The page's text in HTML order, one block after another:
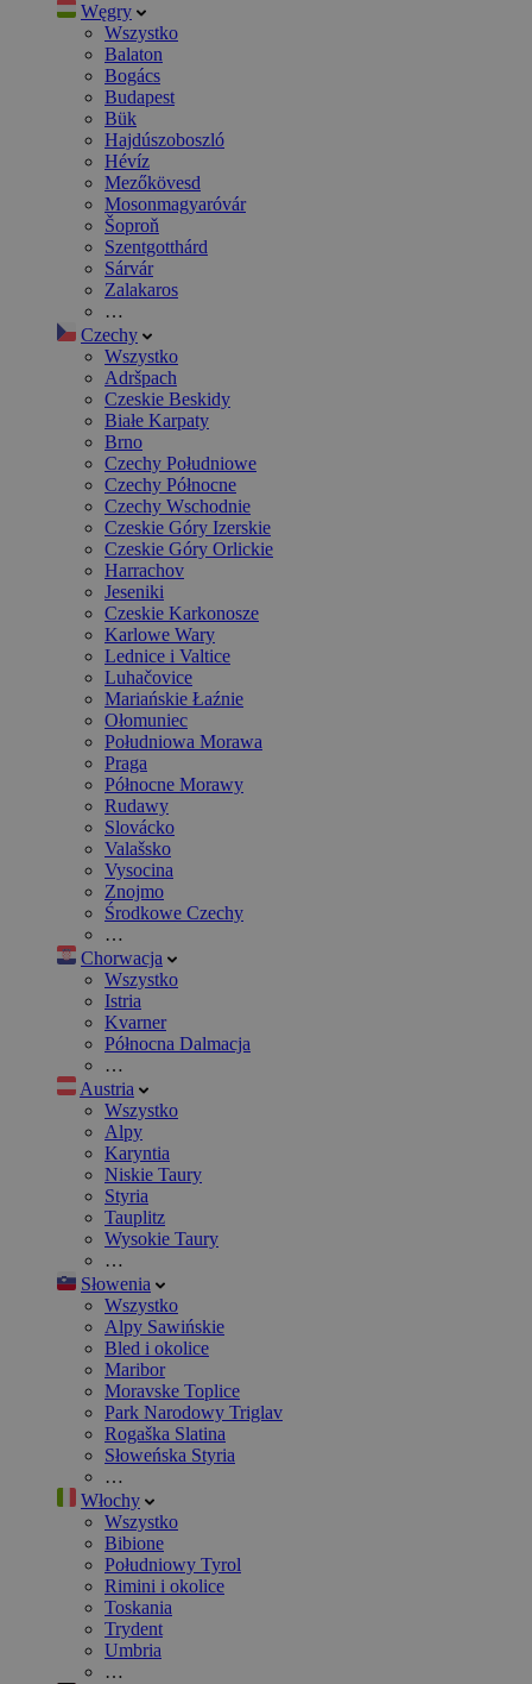
Węgry
Wszystko
Balaton
Bogács
Budapest
Bük
Hajdúszoboszló
Hévíz
Mezőkövesd
Mosonmagyaróvár
Šoproň
Szentgotthárd
Sárvár
Zalakaros
…
Czechy
Wszystko
Adršpach
Czeskie Beskidy
Białe Karpaty
Brno
Czechy Południowe
Czechy Północne
Czechy Wschodnie
Czeskie Góry Izerskie
Czeskie Góry Orlickie
Harrachov
Jeseniki
Czeskie Karkonosze
Karlowe Wary
Lednice i Valtice
Luhačovice
Mariańskie Łaźnie
Ołomuniec
Południowa Morawa
Praga
Północne Morawy
Rudawy
Slovácko
Valašsko
Vysocina
Znojmo
Środkowe Czechy
…
Chorwacja
Wszystko
Istria
Kvarner
Północna Dalmacja
…
Austria
Wszystko
Alpy
Karyntia
Niskie Taury
Styria
Tauplitz
Wysokie Taury
…
Słowenia
Wszystko
Alpy Sawińskie
Bled i okolice
Maribor
Moravske Toplice
Park Narodowy Triglav
Rogaška Slatina
Słoweńska Styria
…
Włochy
Wszystko
Bibione
Południowy Tyrol
Rimini i okolice
Toskania
Trydent
Umbria
…